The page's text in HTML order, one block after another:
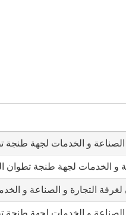
الصناعة و الخدمات لجهة
لجهة طنجة تطوان الحسيمة 2021
لغرفة التجارة و الصناعة و